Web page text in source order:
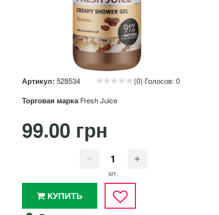
Артикул: 528534 (0) Голосов: 0
Торговая марка Fresh Juice
99.00 грн
шт.
КУПИТЬ